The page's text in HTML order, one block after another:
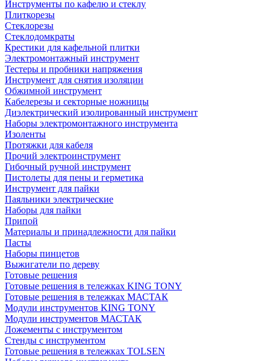
Инструменты по кафелю и стеклу
Плиткорезы
Стеклорезы
Стеклодомкраты
Крестики для кафельной плитки
Электромонтажный инструмент
Тестеры и пробники напряжения
Инструмент для снятия изоляции
Обжимной инструмент
Кабелерезы и секторные ножницы
Диэлектрический изолированный инструмент
Наборы электромонтажного инструмента
Изоленты
Протяжки для кабеля
Прочий электроинструмент
Гибочный ручной инструмент
Пистолеты для пены и герметика
Инструмент для пайки
Паяльники электрические
Наборы для пайки
Припой
Материалы и принадлежности для пайки
Пасты
Наборы пинцетов
Выжигатели по дереву
Готовые решения
Готовые решения в тележках KING TONY
Готовые решения в тележках МАСТАК
Модули инструментов KING TONY
Модули инструментов МАСТАК
Ложементы с инструментом
Стенды с инструментом
Готовые решения в тележках TOLSEN